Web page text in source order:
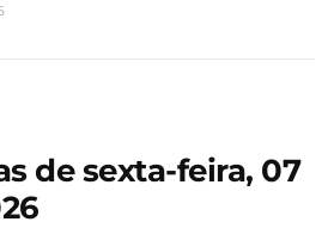
de sexta-feira, 07